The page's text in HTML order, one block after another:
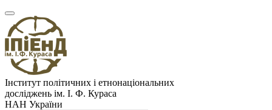
Інститут політичних і етнонаціональних
досліджень ім. І. Ф. Кураса
НАН України